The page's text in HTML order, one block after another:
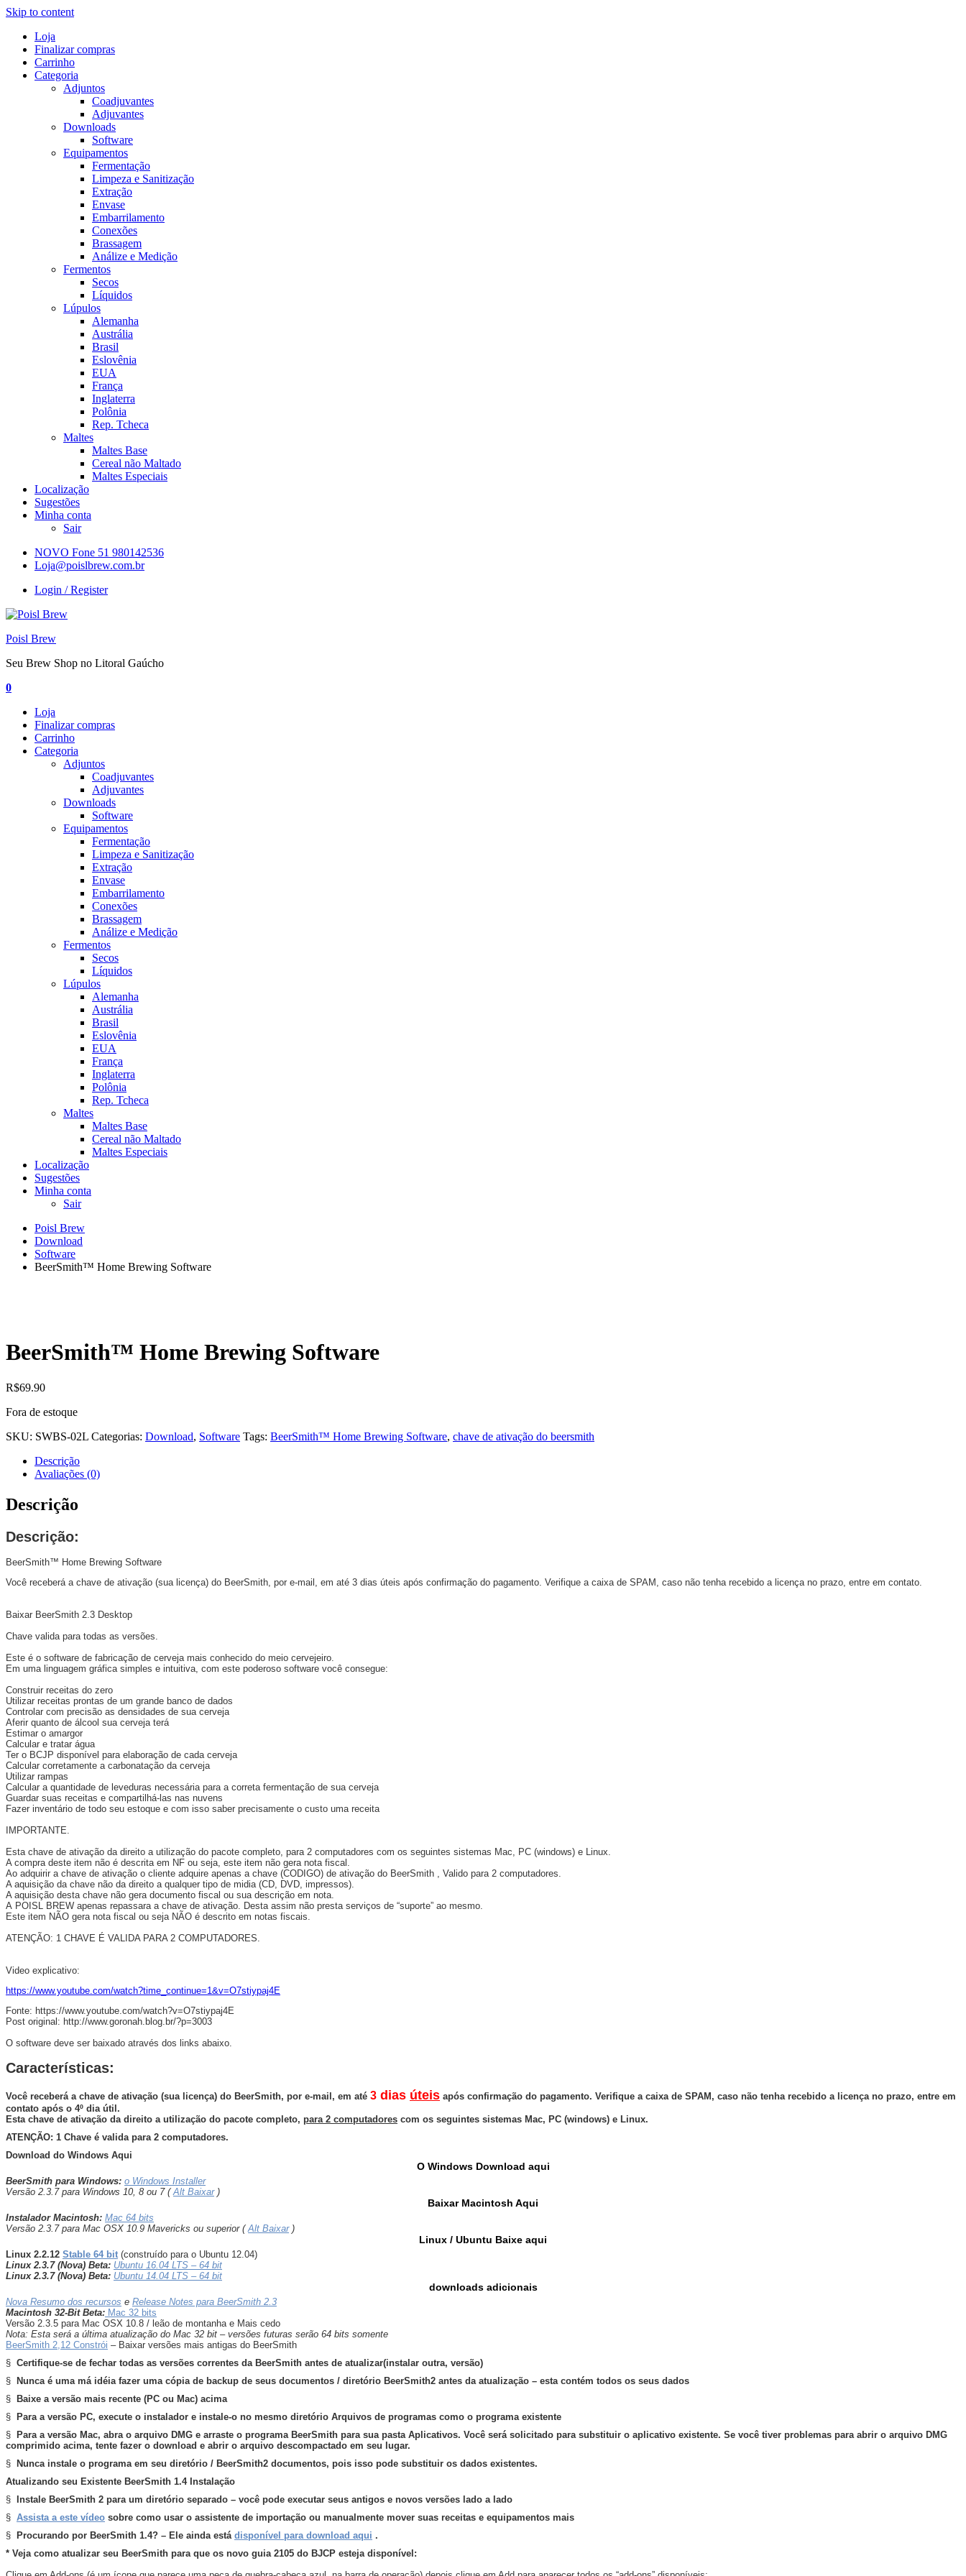
Skip to content
Loja
Finalizar compras
Carrinho
Categoria
Adjuntos
Coadjuvantes
Adjuvantes
Downloads
Software
Equipamentos
Fermentação
Limpeza e Sanitização
Extração
Envase
Embarrilamento
Conexões
Brassagem
Análize e Medição
Fermentos
Secos
Líquidos
Lúpulos
Alemanha
Austrália
Brasil
Eslovênia
EUA
França
Inglaterra
Polônia
Rep. Tcheca
Maltes
Maltes Base
Cereal não Maltado
Maltes Especiais
Localização
Sugestões
Minha conta
Sair
NOVO Fone 51 980142536
Loja@poislbrew.com.br
Login / Register
Poisl Brew
Seu Brew Shop no Litoral Gaúcho
0
Loja
Finalizar compras
Carrinho
Categoria
Adjuntos
Coadjuvantes
Adjuvantes
Downloads
Software
Equipamentos
Fermentação
Limpeza e Sanitização
Extração
Envase
Embarrilamento
Conexões
Brassagem
Análize e Medição
Fermentos
Secos
Líquidos
Lúpulos
Alemanha
Austrália
Brasil
Eslovênia
EUA
França
Inglaterra
Polônia
Rep. Tcheca
Maltes
Maltes Base
Cereal não Maltado
Maltes Especiais
Localização
Sugestões
Minha conta
Sair
Poisl Brew
Download
Software
BeerSmith™ Home Brewing Software
BeerSmith™ Home Brewing Software
R$69.90
Fora de estoque
SKU: SWBS-02L Categorias: Download, Software Tags: BeerSmith™ Home Brewing Software, chave de ativação do beersmith
Descrição
Avaliações (0)
Descrição
Descrição:
BeerSmith™ Home Brewing Software
Você receberá a chave de ativação (sua licença) do BeerSmith, por e-mail, em até 3 dias úteis após confirmação do pagamento. Verifique a caixa de SPAM, caso não tenha recebido a licença no prazo, entre em contato.
Baixar BeerSmith 2.3 Desktop
Chave valida para todas as versões.
Este é o software de fabricação de cerveja mais conhecido do meio cervejeiro.
Em uma linguagem gráfica simples e intuitiva, com este poderoso software você consegue:
Construir receitas do zero
Utilizar receitas prontas de um grande banco de dados
Controlar com precisão as densidades de sua cerveja
Aferir quanto de álcool sua cerveja terá
Estimar o amargor
Calcular e tratar água
Ter o BCJP disponível para elaboração de cada cerveja
Calcular corretamente a carbonatação da cerveja
Utilizar rampas
Calcular a quantidade de leveduras necessária para a correta fermentação de sua cerveja
Guardar suas receitas e compartilhá-las nas nuvens
Fazer inventário de todo seu estoque e com isso saber precisamente o custo uma receita
IMPORTANTE.
Esta chave de ativação da direito a utilização do pacote completo, para 2 computadores com os seguintes sistemas Mac, PC (windows) e Linux.
A compra deste item não é descrita em NF ou seja, este item não gera nota fiscal.
Ao adquirir a chave de ativação o cliente adquire apenas a chave (CODIGO) de ativação do BeerSmith , Valido para 2 computadores.
A aquisição da chave não da direito a qualquer tipo de midia (CD, DVD, impressos).
A aquisição desta chave não gera documento fiscal ou sua descrição em nota.
A POISL BREW apenas repassara a chave de ativação. Desta assim não presta serviços de “suporte” ao mesmo.
Este item NÃO gera nota fiscal ou seja NÃO é descrito em notas fiscais.
ATENÇÃO: 1 CHAVE É VALIDA PARA 2 COMPUTADORES.
Video explicativo:
https://www.youtube.com/watch?time_continue=1&v=O7stiypaj4E
Fonte: https://www.youtube.com/watch?v=O7stiypaj4E
Post original: http://www.goronah.blog.br/?p=3003
O software deve ser baixado através dos links abaixo.
Características:
Você receberá a chave de ativação (sua licença) do BeerSmith, por e-mail, em até 3 dias úteis após confirmação do pagamento. Verifique a caixa de SPAM, caso não tenha recebido a licença no prazo, entre em
contato após o 4º dia útil.
Esta chave de ativação da direito a utilização do pacote completo, para 2 computadores com os seguintes sistemas Mac, PC (windows) e Linux.
ATENÇÃO: 1 Chave é valida para 2 computadores.
Download do Windows Aqui
O Windows Download aqui
BeerSmith para Windows: o Windows Installer
Versão 2.3.7 para Windows 10, 8 ou 7 (Alt Baixar)
Baixar Macintosh Aqui
Instalador Macintosh: Mac 64 bits
Versão 2.3.7 para Mac OSX 10.9 Mavericks ou superior (Alt Baixar)
Linux / Ubuntu Baixe aqui
Linux 2.2.12 Stable 64 bit (construído para o Ubuntu 12.04)
Linux 2.3.7 (Nova) Beta: Ubuntu 16.04 LTS – 64 bit
Linux 2.3.7 (Nova) Beta: Ubuntu 14.04 LTS – 64 bit
downloads adicionais
Nova Resumo dos recursos e Release Notes para BeerSmith 2.3
Macintosh 32-Bit Beta: Mac 32 bits
Versão 2.3.5 para Mac OSX 10.8 / leão de montanha e Mais cedo
Nota: Esta será a última atualização do Mac 32 bit – versões futuras serão 64 bits somente
BeerSmith 2,12 Constrói – Baixar versões mais antigas do BeerSmith
§ Certifique-se de fechar todas as versões correntes da BeerSmith antes de atualizar(instalar outra, versão)
§
Nunca é uma má idéia fazer uma cópia de backup de seus documentos / diretório BeerSmith2 antes da atualização – esta contém todos os seus dados
§
Baixe a versão mais recente (PC ou Mac) acima
§
Para a versão PC, execute o instalador e instale-o no mesmo diretório Arquivos de programas como o programa existente
§
Para a versão Mac, abra o arquivo DMG e arraste o programa BeerSmith para sua pasta Aplicativos. Você será solicitado para substituir o aplicativo existente. Se você tiver problemas para abrir o arquivo DMG
comprimido acima, tente fazer o download e abrir o arquivo descompactado em seu lugar.
§
Nunca instale o programa em seu diretório / BeerSmith2 documentos, pois isso pode substituir os dados existentes.
Atualizando seu Existente BeerSmith 1.4 Instalação
§
Instale BeerSmith 2 para um diretório separado – você pode executar seus antigos e novos versões lado a lado
§ Assista a este vídeo sobre como usar o assistente de importação ou manualmente mover suas receitas e equipamentos mais
§
Procurando por BeerSmith 1.4? – Ele ainda está disponível para download aqui .
* Veja como atualizar seu BeerSmith para que os novo guia 2105 do BJCP esteja disponível: